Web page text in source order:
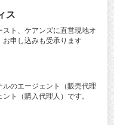
ス
ト、ケアンズに直営現地オ
お申し込みも受承ります
のエージェント（販売代理
ト（購入代理人）です。